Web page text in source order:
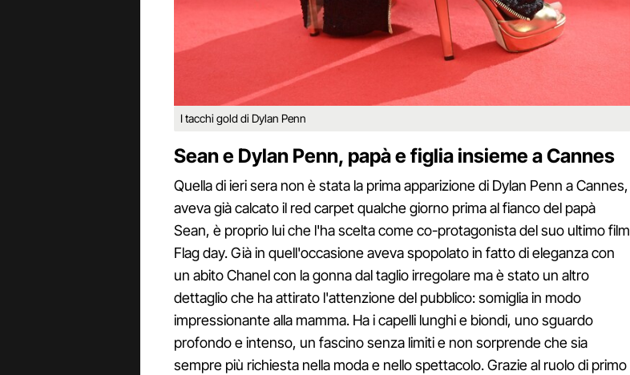
I tacchi gold di Dylan Penn
Sean e Dylan Penn, papà e figlia insieme a Cannes
Quella di ieri sera non è stata la prima apparizione di Dylan Penn a Cannes,
aveva già calcato il red carpet qualche giorno prima al fianco del papà
Sean, è proprio lui che l'ha scelta come co-protagonista del suo ultimo film
Flag day. Già in quell'occasione aveva spopolato in fatto di eleganza con
un abito Chanel con la gonna dal taglio irregolare ma è stato un altro
dettaglio che ha attirato l'attenzione del pubblico: somiglia in modo
impressionante alla mamma. Ha i capelli lunghi e biondi, uno sguardo
profondo e intenso, un fascino senza limiti e non sorprende che sia
sempre più richiesta nella moda e nello spettacolo. Grazie al ruolo di primo